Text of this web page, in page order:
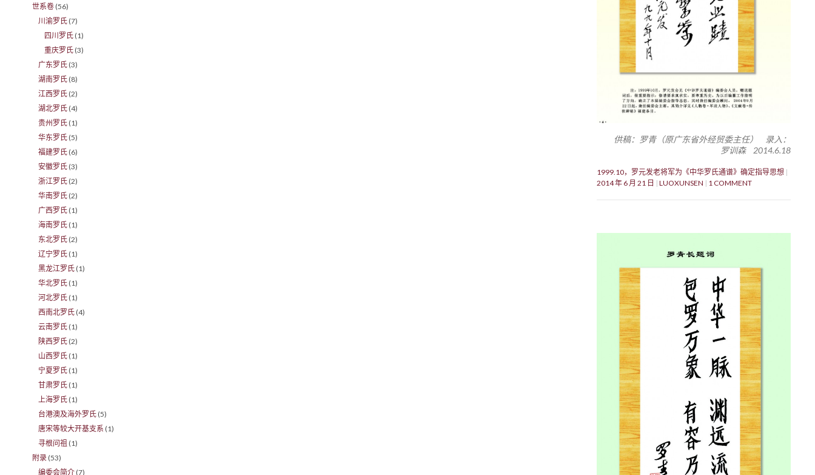
供稿：罗青（原广东省外经贸委主任） 录入：
罗训森 2014.6.18
1999.10，罗元发老将军为《中华罗氏通谱》确定指导思想
2014 年 6 月 21 日
LUOXUNSEN 1 COMMENT
世系卷 (56)
川渝罗氏 (7)
四川罗氏 (1)
重庆罗氏 (3)
广东罗氏 (3)
湖南罗氏 (8)
江西罗氏 (2)
湖北罗氏 (4)
贵州罗氏 (1)
华东罗氏 (5)
福建罗氏 (6)
安徽罗氏 (3)
浙江罗氏 (2)
华南罗氏 (2)
广西罗氏 (1)
海南罗氏 (1)
东北罗氏 (2)
辽宁罗氏 (1)
黑龙江罗氏 (1)
华北罗氏 (1)
河北罗氏 (1)
西南北罗氏 (4)
云南罗氏 (1)
陕西罗氏 (2)
山西罗氏 (1)
宁夏罗氏 (1)
甘肃罗氏 (1)
上海罗氏 (1)
台港澳及海外罗氏 (5)
唐宋等较大开基支系 (1)
寻根问祖 (1)
附录 (53)
编委会简介 (7)